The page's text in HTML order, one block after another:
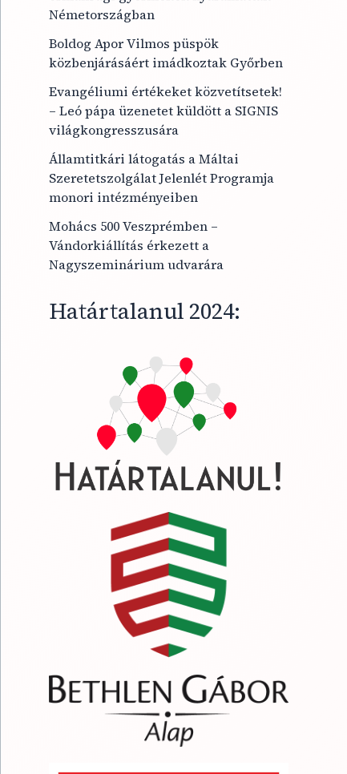
Németországban
Boldog Apor Vilmos püspök
közbenjárásáért imádkoztak Győrben
Evangéliumi értékeket közvetítsetek!
– Leó pápa üzenetet küldött a SIGNIS
világkongresszusára
Államtitkári látogatás a Máltai
Szeretetszolgálat Jelenlét Programja
monori intézményeiben
Mohács 500 Veszprémben –
Vándorkiállítás érkezett a
Nagyszeminárium udvarára
Határtalanul 2024: